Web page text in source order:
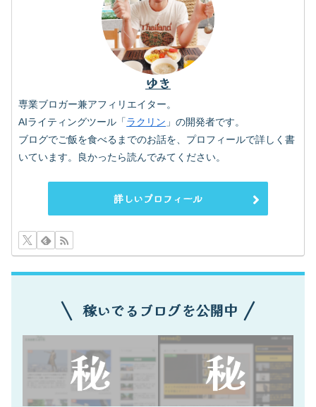
ゆき
専業ブロガー兼アフィリエイター。
AIライティングツール「ラクリン 」の開発者です。
ブログでご飯を食べるまでのお話を、プロフィールで詳しく書
いています。良かったら読んでみてください。
詳しいプロフィール
稼いでるブログを公開中